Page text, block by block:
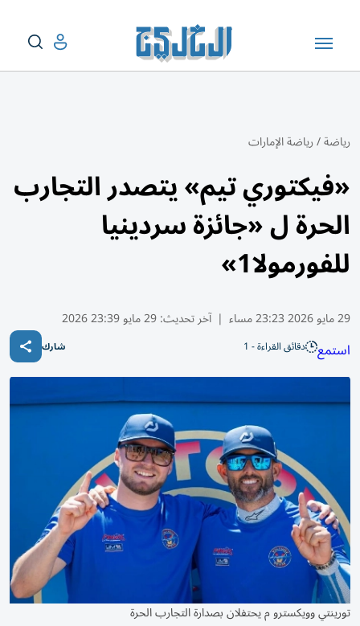
رياضة/رياضة الإمارات
«فيكتوري تيم» يتصدر التجارب
الحرة ل «جائزة سردينيا
للفورمولا1»
29 مايو 2026 23:23 مساء | آخر تحديث:29 مايو 23:39 2026
استمع دقائق القراءة - 1 شارك
تورينتي وويكسترو م يحتفلان بصدارة التجارب الحرة